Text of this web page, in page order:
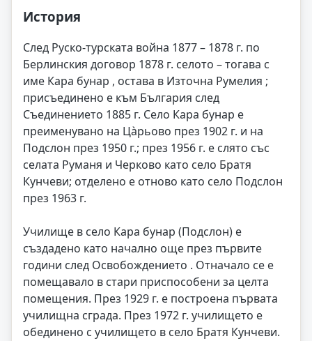
История
След Руско-турската война 1877 – 1878 г. по
Берлинския договор 1878 г. селото – тогава с
име Кара бунар , остава в Източна Румелия ;
присъединено е към България след
Съединението 1885 г. Село Кара бунар е
преименувано на Цàрьово през 1902 г. и на
Подслон през 1950 г.; през 1956 г. е слято със
селата Руманя и Черково като село Братя
Кунчеви; отделено е отново като село Подслон
през 1963 г.
Училище в село Кара бунар (Подслон) е
създадено като начално още през първите
години след Освобождението . Отначало се е
помещавало в стари приспособени за целта
помещения. През 1929 г. е построена първата
училищна сграда. През 1972 г. училището е
обединено с училището в село Братя Кунчеви.